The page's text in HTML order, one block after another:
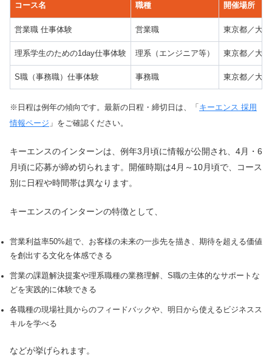
コース名 職種 開催場所
営業職 仕事体験 営業職 東京都／大
理系学生のための1day仕事体験 理系（エンジニア等） 東京都／大
S職（事務職）仕事体験 事務職 東京都／大
※日程は例年の傾向です。最新の日程・締切日は、「 キーエンス 採用
情報ページ 」をご確認ください。
キーエンスのインターンは、例年3月頃に情報が公開され、4月・6
月頃に応募が締め切られます。開催時期は4月～10月頃で、コース
別に日程や時間帯は異なります。
キーエンスのインターンの特徴として、
営業利益率50%超で、お客様の未来の一歩先を描き、期待を超える価値
を創出する文化を体感できる
営業の課題解決提案や理系職種の業務理解、S職の主体的なサポートな
どを実践的に体験できる
各職種の現場社員からのフィードバックや、明日から使えるビジネスス
キルを学べる
などが挙げられます。